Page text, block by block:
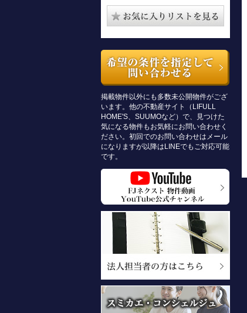
掲載物件以外にも多数未公開物件がござ
います。他の不動産サイト（LIFULL
HOME'S、SUUMOなど）で、見つけた
気になる物件もお気軽にお問い合わせく
ださい。初回でのお問い合わせはメール
になりますが以降はLINEでもご対応可能
です。